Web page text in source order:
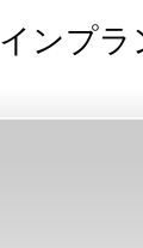
インプラ